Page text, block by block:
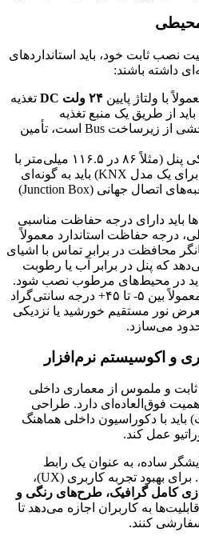
نصب ثابت خود، باید استانداردهای
داشته باشند:
با ولتاژ پایین ۲۴ ولت DC
تغذیه
از طریق یک منبع تغذیه
اختصاصی و پایدار که بخشی از زیرساخت Bus است، تأمین
ابعاد فیزیکی پنل (مثلاً ۸۶ در ۱۱۶.۵ میلی‌متر با
ضخامت ۱۰.۵ میلی‌متر برای یک مدل KNX) باید به گونه‌ای
باشد که به راحتی در جعبه‌های اتصال جهانی (Junction Box)
باید دارای درجه حفاظت مناسبی
درجه حفاظت استاندارد معمولاً
محافظت در برابر تماس با اشیای
که پنل در برابر آب یا رطوبت
در محیط‌های مرطوب نصب شود.
محدوده دمای عملیاتی معمولاً بین ۵- تا ۴۵+ درجه سانتی‌گراد
نور مستقیم خورشید یا نزدیکی
می‌سازد.
و اکوسیستم نرم‌افزار
ثابت و ملموس از معماری داخلی
فوق‌العاده‌ای دارد. طراحی
با دکوراسیون داخلی هماهنگ
عمل کند.
ساده، به عنوان یک رابط
کاربری پیشرفته عمل می‌کنند. برای بهبود تجربه کاربری (UX)،
کامل گرافیک، طرح‌های رنگی و
به کاربران اجازه می‌دهد تا
کنند.